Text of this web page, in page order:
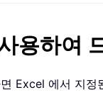
용하여
Excel 에서 지